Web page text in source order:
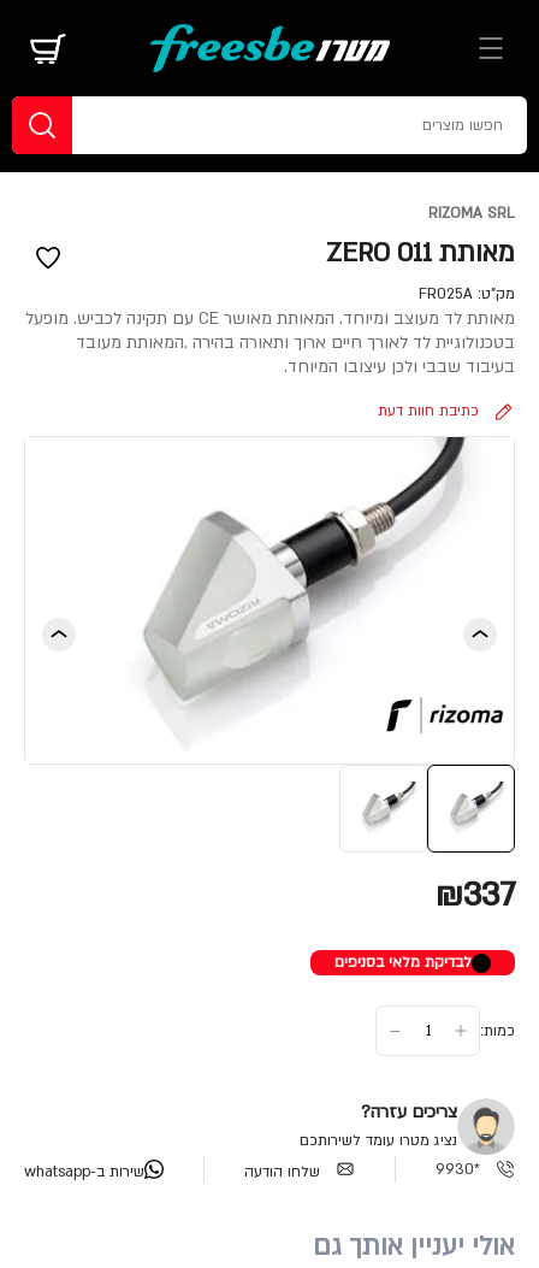
RIZOMA SRL
מאותת ZERO 011
מק"ט: FR025A
מאותת לד מעוצב ומיוחד. המאותת מאושר CE עם תקינה לכביש. מופעל
בטכנולוגיית לד לאורך חיים ארוך ותאורה בהירה .המאותת מעובד
בעיבוד שבבי ולכן עיצובו המיוחד.
כתיבת חוות דעת
₪337
לבדיקת מלאי בסניפים
כמות:
צריכים עזרה?
נציג מטרו עומד לשירותכם
*9930
שלחו הודעה שירות ב-whatsapp
אולי יעניין אותך גם